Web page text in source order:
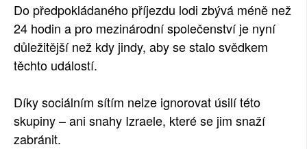
Do předpokládaného příjezdu lodi zbývá méně než
24 hodin a pro mezinárodní společenství je nyní
důležitější než kdy jindy, aby se stalo svědkem
těchto událostí.
Díky sociálním sítím nelze ignorovat úsilí této
skupiny – ani snahy Izraele, které se jim snaží
zabránit.